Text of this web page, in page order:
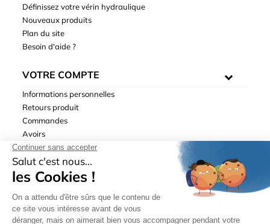
Définissez votre vérin hydraulique
Nouveaux produits
Plan du site
Besoin d'aide ?
VOTRE COMPTE
Informations personnelles
Retours produit
Commandes
Avoirs
Adresses
Bons de réduction